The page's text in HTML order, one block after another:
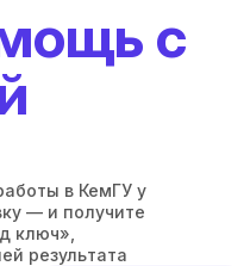
с
в КемГУ у
— и получите
ключ»,
результата